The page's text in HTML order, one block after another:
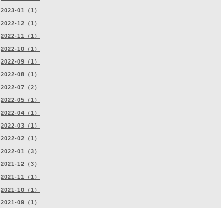
2023-01（1）
2022-12（1）
2022-11（1）
2022-10（1）
2022-09（1）
2022-08（1）
2022-07（2）
2022-05（1）
2022-04（1）
2022-03（1）
2022-02（1）
2022-01（3）
2021-12（3）
2021-11（1）
2021-10（1）
2021-09（1）